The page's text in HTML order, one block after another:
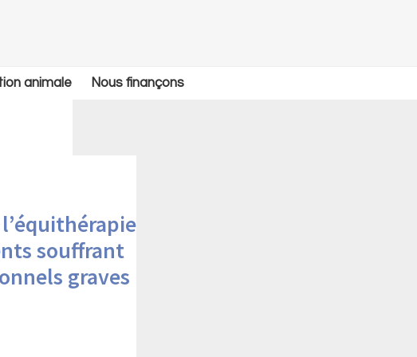
animale Nous finançons
souffrant
graves